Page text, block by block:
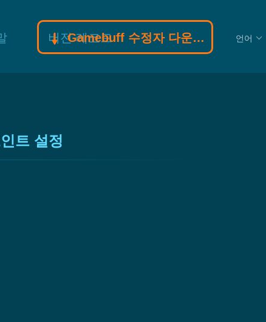
버전 레코드
Gamebuff 수정자 다운로드 언어
트 설정